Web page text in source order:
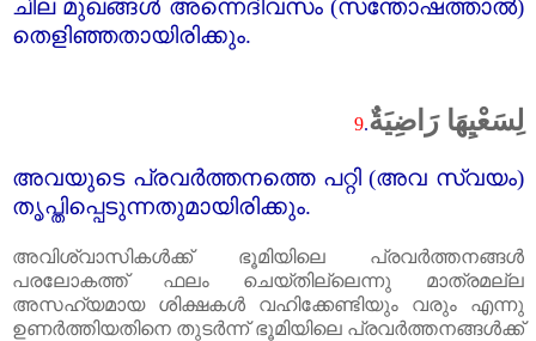
ചില മുഖങ്ങൾ അന്നെദിവസം (സന്തോഷത്താൽ)
തെളിഞ്ഞതായിരിക്കും.
9.لِسَعْيِهَا رَاضِيَةٌ
അവയുടെ പ്രവർത്തനത്തെ പറ്റി (അവ സ്വയം)
തൃപ്തിപ്പെടുന്നതുമായിരിക്കും.
അവിശ്വാസികൾക്ക്‌ ഭൂമിയിലെ പ്രവർത്തനങ്ങൾ
പരലോകത്ത്‌ ഫലം ചെയ്തില്ലെന്നു മാത്രമല്ല
അസഹ്യമായ ശിക്ഷകൾ വഹിക്കേണ്ടിയും വരും എന്നു
ഉണർത്തിയതിനെ തുടർന്ന് ഭൂമിയിലെ പ്രവർത്തനങ്ങൾക്ക്‌